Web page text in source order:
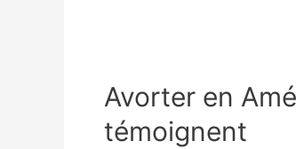
Avorter en
témoignent